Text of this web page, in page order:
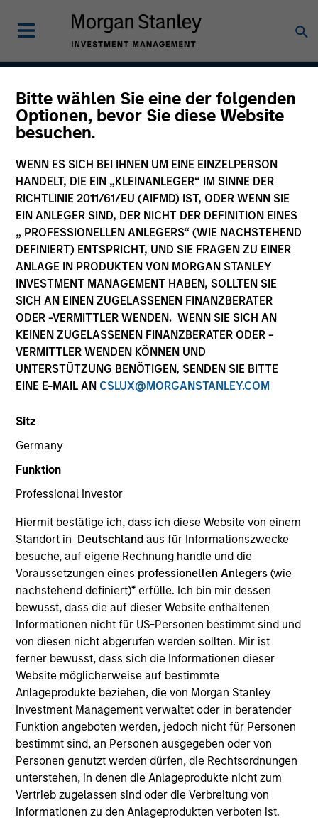
Bitte wählen Sie eine der folgenden
Optionen, bevor Sie diese Website
besuchen.
WENN ES SICH BEI IHNEN UM EINE EINZELPERSON
HANDELT, DIE EIN „KLEINANLEGER“ IM SINNE DER
RICHTLINIE 2011/61/EU (AIFMD) IST, ODER WENN SIE
EIN ANLEGER SIND, DER NICHT DER DEFINITION EINES
„ PROFESSIONELLEN ANLEGERS“ (WIE NACHSTEHEND
DEFINIERT) ENTSPRICHT, UND SIE FRAGEN ZU EINER
ANLAGE IN PRODUKTEN VON MORGAN STANLEY
INVESTMENT MANAGEMENT HABEN, SOLLTEN SIE
SICH AN EINEN ZUGELASSENEN FINANZBERATER
ODER -VERMITTLER WENDEN. WENN SIE SICH AN
KEINEN ZUGELASSENEN FINANZBERATER ODER -
VERMITTLER WENDEN KÖNNEN UND
UNTERSTÜTZUNG BENÖTIGEN, SENDEN SIE BITTE
EINE E-MAIL AN CSLUX@MORGANSTANLEY.COM
Sitz
Germany
Funktion
Professional Investor
Hiermit bestätige ich, dass ich diese Website von einem
Standort in Deutschland aus für Informationszwecke
besuche, auf eigene Rechnung handle und die
Voraussetzungen eines professionellen Anlegers(wie
nachstehend definiert)* erfülle. Ich bin mir dessen
bewusst, dass die auf dieser Website enthaltenen
Informationen nicht für US-Personen bestimmt sind und
von diesen nicht abgerufen werden sollten. Mir ist
ferner bewusst, dass sich die Informationen dieser
Website möglicherweise auf bestimmte
Anlageprodukte beziehen, die von Morgan Stanley
Investment Management verwaltet oder in beratender
Funktion angeboten werden, jedoch nicht für Personen
bestimmt sind, an Personen ausgegeben oder von
Personen genutzt werden dürfen, die Rechtsordnungen
unterstehen, in denen die Anlageprodukte nicht zum
Vertrieb zugelassen sind oder die Verbreitung von
Informationen zu den Anlageprodukten verboten ist.
Atlanta Capital High
Quality Premier
Strategy Inception
April 1993
Asset Class
Securitized
Quick Facts
Benchmark
Bloomberg Aggregate Index
Insights
Overview
The High Quality Premier strategy takes a risk-controlled
approach that seeks to add value through security
selection, sector emphasis and yield curve
management. We emphasize high quality securitized
bonds due to their attractive yields and low correlation to
risk assets, which help stabilize returns in a diversified
portfolio.
Differentiators